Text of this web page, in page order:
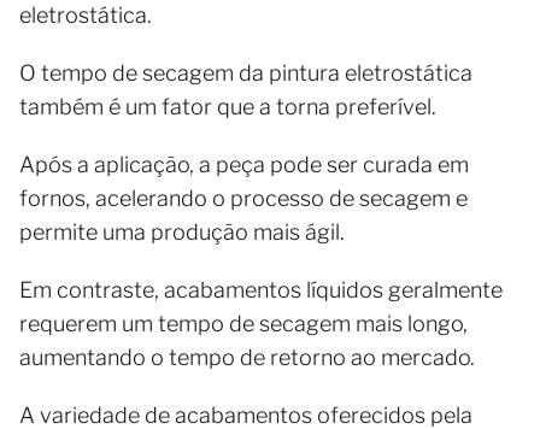
eletrostática.
O tempo de secagem da pintura eletrostática
também é um fator que a torna preferível.
Após a aplicação, a peça pode ser curada em
fornos, acelerando o processo de secagem e
permite uma produção mais ágil.
Em contraste, acabamentos líquidos geralmente
requerem um tempo de secagem mais longo,
aumentando o tempo de retorno ao mercado.
A variedade de acabamentos oferecidos pela